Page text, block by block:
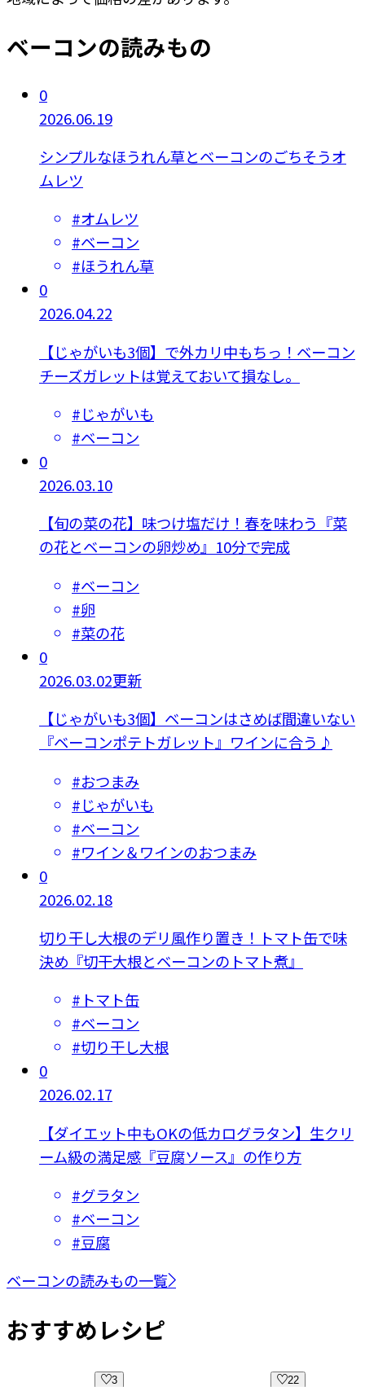
ベーコンの読みもの
0
2026.06.19
シンプルなほうれん草とベーコンのごちそうオ
ムレツ
#オムレツ
#ベーコン
#ほうれん草
0
2026.04.22
【じゃがいも3個】で外カリ中もちっ！ベーコン
チーズガレットは覚えておいて損なし。
#じゃがいも
#ベーコン
0
2026.03.10
【旬の菜の花】味つけ塩だけ！春を味わう『菜
の花とベーコンの卵炒め』10分で完成
#ベーコン
#卵
#菜の花
0
2026.03.02更新
【じゃがいも3個】ベーコンはさめば間違いない
『ベーコンポテトガレット』ワインに合う♪
#おつまみ
#じゃがいも
#ベーコン
#ワイン＆ワインのおつまみ
0
2026.02.18
切り干し大根のデリ風作り置き！トマト缶で味
決め『切干大根とベーコンのトマト煮』
# トマト缶
#ベーコン
#切り干し大根
0
2026.02.17
【ダイエット中もOKの低カログラタン】生クリ
ーム級の満足感『豆腐ソース』の作り方
#グラタン
#ベーコン
#豆腐
ベーコンの読みもの一覧
おすすめレシピ